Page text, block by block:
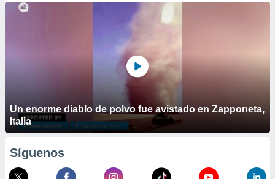
Un enorme diablo de polvo fue avistado en Zapponeta,
Italia
Síguenos